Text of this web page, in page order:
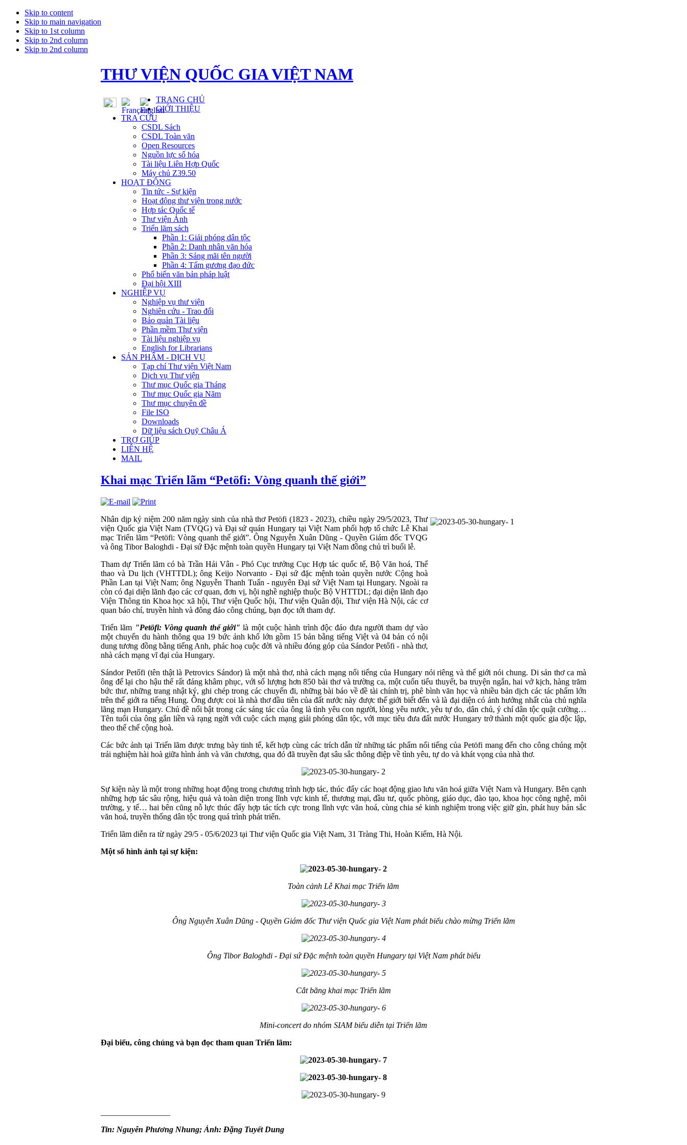
Skip to content
Skip to main navigation
Skip to 1st column
Skip to 2nd column
Skip to 2nd column
THƯ VIỆN QUỐC GIA VIỆT NAM
TRANG CHỦ
GIỚI THIỆU
TRA CỨU
CSDL Sách
CSDL Toàn văn
Open Resources
Nguồn lực số hóa
Tài liệu Liên Hợp Quốc
Máy chủ Z39.50
HOẠT ĐỘNG
Tin tức - Sự kiện
Hoạt động thư viện trong nước
Hợp tác Quốc tế
Thư viện Ảnh
Triển lãm sách
Phần 1: Giải phóng dân tộc
Phần 2: Danh nhân văn hóa
Phần 3: Sáng mãi tên người
Phần 4: Tấm gương đạo đức
Phổ biến văn bản pháp luật
Đại hội XIII
NGHIỆP VỤ
Nghiệp vụ thư viện
Nghiên cứu - Trao đổi
Bảo quản Tài liệu
Phần mềm Thư viện
Tài liệu nghiệp vụ
English for Librarians
SẢN PHẨM - DỊCH VỤ
Tạp chí Thư viện Việt Nam
Dịch vụ Thư viện
Thư mục Quốc gia Tháng
Thư mục Quốc gia Năm
Thư mục chuyên đề
File ISO
Downloads
Dữ liệu sách Quỹ Châu Á
TRỢ GIÚP
LIÊN HỆ
MAIL
Khai mạc Triển lãm “Petöfi: Vòng quanh thế giới”
Nhân dịp kỷ niệm 200 năm ngày sinh của nhà thơ Petöfi (1823 - 2023), chiều ngày 29/5/2023, Thư
viện Quốc gia Việt Nam (TVQG) và Đại sứ quán Hungary tại Việt Nam phối hợp tổ chức Lễ Khai
mạc Triển lãm “Petöfi: Vòng quanh thế giới”. Ông Nguyễn Xuân Dũng - Quyền Giám đốc TVQG
và ông Tibor Baloghdi - Đại sứ Đặc mệnh toàn quyền Hungary tại Việt Nam đồng chủ trì buổi lễ.
Tham dự Triển lãm có bà Trần Hải Vân - Phó Cục trưởng Cục Hợp tác quốc tế, Bộ Văn hoá, Thể
thao và Du lịch (VHTTDL); ông Keijo Norvanto - Đại sứ đặc mệnh toàn quyền nước Cộng hoà
Phần Lan tại Việt Nam; ông Nguyễn Thanh Tuấn - nguyên Đại sứ Việt Nam tại Hungary. Ngoài ra
còn có đại diện lãnh đạo các cơ quan, đơn vị, hội nghề nghiệp thuộc Bộ VHTTDL; đại diện lãnh đạo
Viện Thông tin Khoa học xã hội, Thư viện Quốc hội, Thư viện Quân đội, Thư viện Hà Nội, các cơ
quan báo chí, truyền hình và đông đảo công chúng, bạn đọc tới tham dự.
Triển lãm "Petöfi: Vòng quanh thế giới" là một cuộc hành trình độc đáo đưa người tham dự vào
một chuyến du hành thông qua 19 bức ảnh khổ lớn gồm 15 bản bằng tiếng Việt và 04 bản có nội
dung tương đồng bằng tiếng Anh, phác hoạ cuộc đời và nhiều đóng góp của Sándor Petőfi - nhà thơ,
nhà cách mạng vĩ đại của Hungary.
Sándor Petőfi (tên thật là Petrovics Sándor) là một nhà thơ, nhà cách mạng nổi tiếng của Hungary nói riêng và thế giới nói chung. Di sản thơ ca mà
ông để lại cho hậu thế rất đáng khâm phục, với số lượng hơn 850 bài thơ và trường ca, một cuốn tiểu thuyết, ba truyện ngắn, hai vở kịch, hàng trăm
bức thư, những trang nhật ký, ghi chép trong các chuyến đi, những bài báo về đề tài chính trị, phê bình văn học và nhiều bản dịch các tác phẩm lớn
trên thế giới ra tiếng Hung. Ông được coi là nhà thơ đầu tiên của đất nước này được thế giới biết đến và là đại diện có ảnh hưởng nhất của chủ nghĩa
lãng mạn Hungary. Chủ đề nổi bật trong các sáng tác của ông là tình yêu con người, lòng yêu nước, yêu tự do, dân chủ, ý chí dân tộc quật cường…
Tên tuổi của ông gắn liền và rạng ngời với cuộc cách mạng giải phóng dân tộc, với mục tiêu đưa đất nước Hungary trở thành một quốc gia độc lập,
theo thể chế cộng hoà.
Các bức ảnh tại Triển lãm được trưng bày tinh tế, kết hợp cùng các trích dẫn từ những tác phẩm nổi tiếng của Petöfi mang đến cho công chúng một
trải nghiệm hài hoà giữa hình ảnh và văn chương, qua đó đã truyền đạt sâu sắc thông điệp về tình yêu, tự do và khát vọng của nhà thơ.
Sự kiện này là một trong những hoạt động trong chương trình hợp tác, thúc đẩy các hoạt động giao lưu văn hoá giữa Việt Nam và Hungary. Bên cạnh
những hợp tác sâu rộng, hiệu quả và toàn diện trong lĩnh vực kinh tế, thương mại, đầu tư, quốc phòng, giáo dục, đào tạo, khoa học công nghệ, môi
trường, y tế… hai bên cũng nỗ lực thúc đẩy hợp tác tích cực trong lĩnh vực văn hoá, cùng chia sẻ kinh nghiệm trong việc giữ gìn, phát huy bản sắc
văn hoá, truyền thống dân tộc trong quá trình phát triển.
Triển lãm diễn ra từ ngày 29/5 - 05/6/2023 tại Thư viện Quốc gia Việt Nam, 31 Tràng Thi, Hoàn Kiếm, Hà Nội.
Một số hình ảnh tại sự kiện:
Toàn cảnh Lễ Khai mạc Triển lãm
Ông Nguyễn Xuân Dũng - Quyền Giám đốc Thư viện Quốc gia Việt Nam phát biểu chào mừng Triển lãm
Ông Tibor Baloghdi - Đại sứ Đặc mệnh toàn quyền Hungary tại Việt Nam phát biểu
Cắt băng khai mạc Triển lãm
Mini-concert do nhóm SIAM biểu diễn tại Triển lãm
Đại biểu, công chúng và bạn đọc tham quan Triển lãm:
Tin: Nguyễn Phương Nhung; Ảnh: Đặng Tuyết Dung